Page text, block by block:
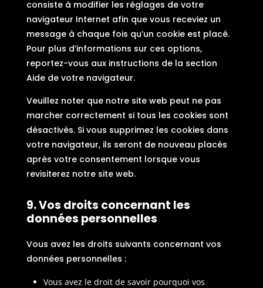
consiste à modifier les réglages de votre
navigateur Internet afin que vous receviez un
message à chaque fois qu’un cookie est placé.
Pour plus d’informations sur ces options,
reportez-vous aux instructions de la section
Aide de votre navigateur.
Veuillez noter que notre site web peut ne pas
marcher correctement si tous les cookies sont
désactivés. Si vous supprimez les cookies dans
votre navigateur, ils seront de nouveau placés
après votre consentement lorsque vous
revisiterez notre site web.
9. Vos droits concernant les
données personnelles
Vous avez les droits suivants concernant vos
données personnelles :
Vous avez le droit de savoir pourquoi vos